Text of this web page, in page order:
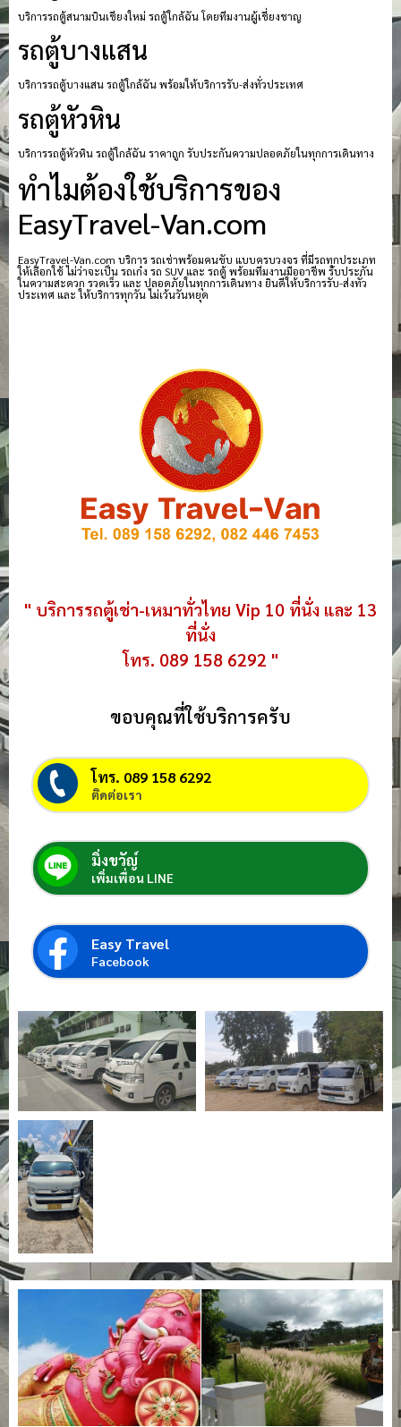
บริการรถตู้สนามบินเชียงใหม่ รถตู้ใกล้ฉัน โดยทีมงานผู้เชี่ยงชาญ
รถตู้บางแสน
บริการรถตู้บางแสน รถตู้ใกล้ฉัน พร้อมให้บริการรับ-ส่งทั่วประเทศ
รถตู้หัวหิน
บริการรถตู้หัวหิน รถตู้ใกล้ฉัน ราคาถูก รับประกันความปลอดภัยในทุกการเดินทาง
ทำไมต้องใช้บริการของ
EasyTravel-Van.com
EasyTravel-Van.com บริการ รถเช่าพร้อมคนขับ แบบครบวงจร ที่มีรถทุกประเภท
ให้เลือกใช้ ไม่ว่าจะเป็น รถเก๋ง รถ SUV และ รถตู้ พร้อมทีมงานมืออาชีพ รับประกัน
ในความสะดวก รวดเร็ว และ ปลอดภัยในทุกการเดินทาง ยินดีให้บริการรับ-ส่งทั่ว
ประเทศ และ ให้บริการทุกวัน ไม่เว้นวันหยุด
" บริการรถตู้เช่า-เหมาทั่วไทย Vip 10 ที่นั่ง และ 13
ที่นั่ง
โทร. 089 158 6292 "
ขอบคุณที่ใช้บริการครับ
โทร. 089 158 6292
ติดต่อเรา
มิ่งขวัญ์
เพิ่มเพื่อน LINE
Easy Travel
Facebook